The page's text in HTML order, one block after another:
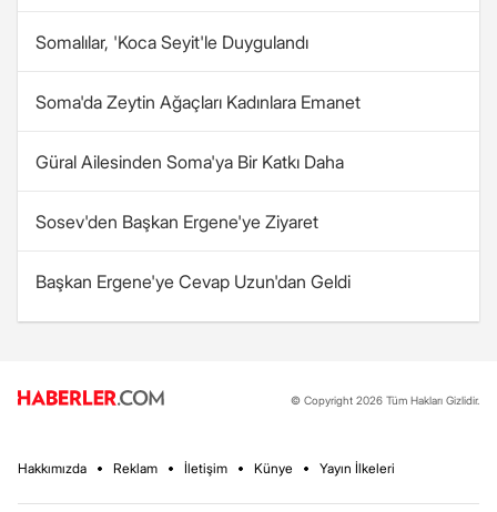
Somalılar, 'Koca Seyit'le Duygulandı
Soma'da Zeytin Ağaçları Kadınlara Emanet
Güral Ailesinden Soma'ya Bir Katkı Daha
Sosev'den Başkan Ergene'ye Ziyaret
Başkan Ergene'ye Cevap Uzun'dan Geldi
© Copyright 2026 Tüm Hakları Gizlidir.
Hakkımızda Reklam İletişim Künye Yayın İlkeleri